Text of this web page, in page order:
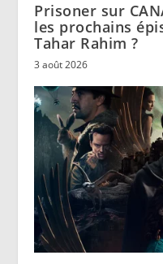
Prisoner sur
les prochains
Tahar Rahim ?
3 août 2026